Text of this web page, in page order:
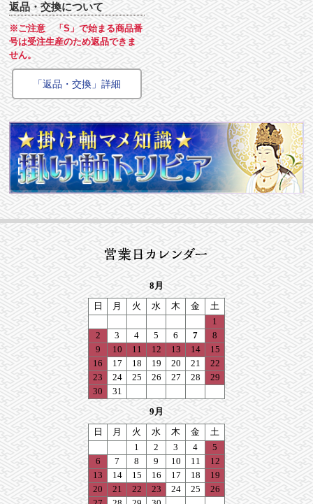
返品・交換について
※ご注意 「S」で始まる商品番
号は受注生産のため返品できま
せん。
「返品・交換」詳細